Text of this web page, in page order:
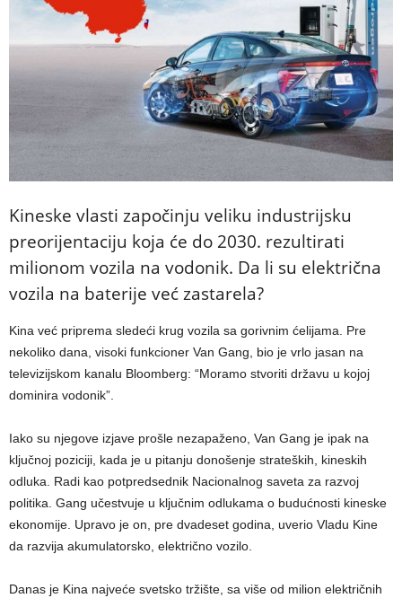
Kineske vlasti započinju veliku industrijsku
preorijentaciju koja će do 2030. rezultirati
milionom vozila na vodonik. Da li su električna
vozila na baterije već zastarela?
Kina već priprema sledeći krug vozila sa gorivnim ćelijama. Pre
nekoliko dana, visoki funkcioner Van Gang, bio je vrlo jasan na
televizijskom kanalu Bloomberg: “Moramo stvoriti državu u kojoj
dominira vodonik”.
Iako su njegove izjave prošle nezapaženo, Van Gang je ipak na
ključnoj poziciji, kada je u pitanju donošenje strateških, kineskih
odluka. Radi kao potpredsednik Nacionalnog saveta za razvoj
politika. Gang učestvuje u ključnim odlukama o budućnosti kineske
ekonomije. Upravo je on, pre dvadeset godina, uverio Vladu Kine
da razvija akumulatorsko, električno vozilo.
Danas je Kina najveće svetsko tržište, sa više od milion električnih